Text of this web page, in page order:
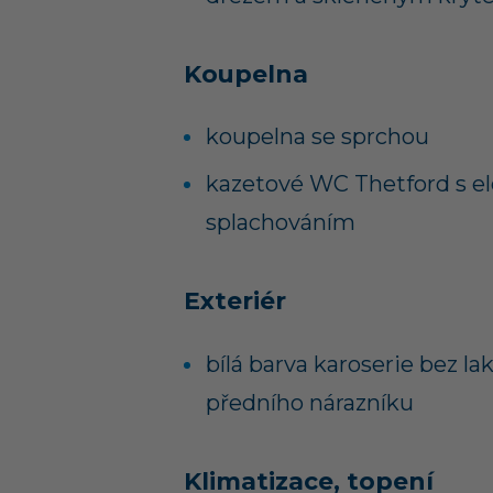
Koupelna
koupelna se sprchou
kazetové WC Thetford s
splachováním
Exteriér
bílá barva karoserie bez
předního nárazníku
Klimatizace, topení